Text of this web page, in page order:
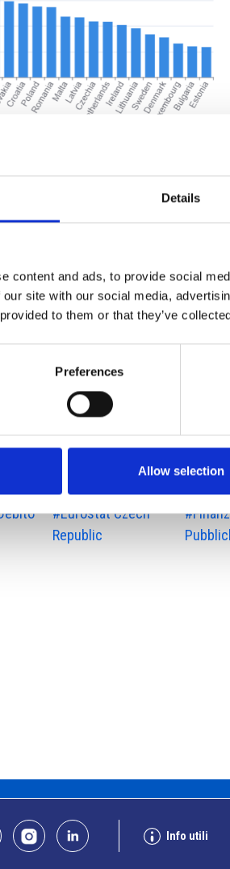
Details
content and ads, to provide social
site with our social media,
to them or that they’ve
Preferences
Allow selection
paesi virtuosi per quanto
deficit della pubblica
uno dei dati più bassi nella regione.
si è fermato al 2,8% del Pil, in altri
è stato addirittura del 6,6% del
complessivo, che lo scorso anno
Europea il debito pubblico
eurostat/web/products-euro-
#Eurostat Czech
Republic
Info utili